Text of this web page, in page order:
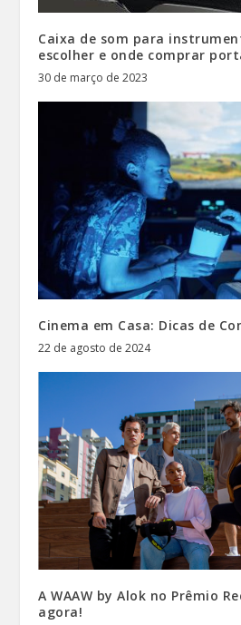
Caixa de som para
escolher e onde comprar
30 de março de 2023
Cinema em Casa: Dicas de
22 de agosto de 2024
A WAAW by Alok no Prêmio
agora!